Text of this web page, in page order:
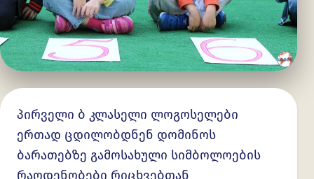
პირველი ბ კლასელი ლოგოსელები
ერთად ცდილობდნენ დომინოს
ბარათებზე გამოსახული სიმბოლოების
რაოდენობები რიცხვებთან